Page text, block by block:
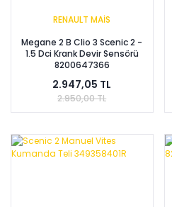
RENAULT MAİS
Megane 2 B Clio 3 Scenic 2 -
1.5 Dci Krank Devir Sensörü
8200647366
2.947,05 TL
2.950,00 TL